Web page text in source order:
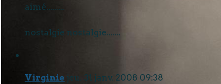
aimé.........
nostalgie nostalgie.......
Virginie jeu. 31 janv. 2008 09:38